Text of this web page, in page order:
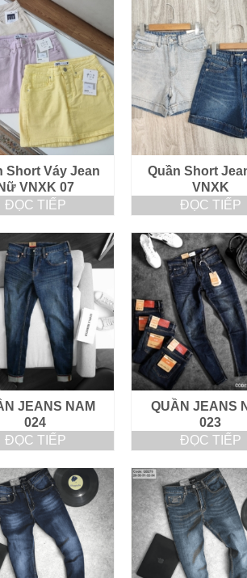
Short Váy Jean
Nữ VNXK 07
ĐỌC TIẾP
Quần Short
VNXK
ĐỌC TIẾP
JEANS NAM
024
ĐỌC TIẾP
QUẦN JEANS
023
ĐỌC TIẾP